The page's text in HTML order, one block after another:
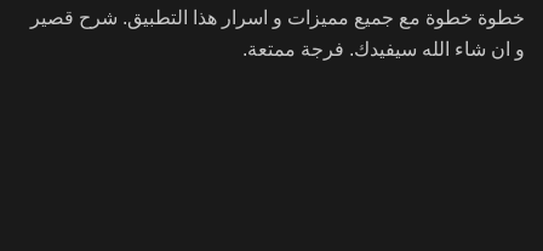
خطوة خطوة مع جميع مميزات و اسرار هذا التطبيق. شرح قصير
و ان شاء الله سيفيدك. فرجة ممتعة.